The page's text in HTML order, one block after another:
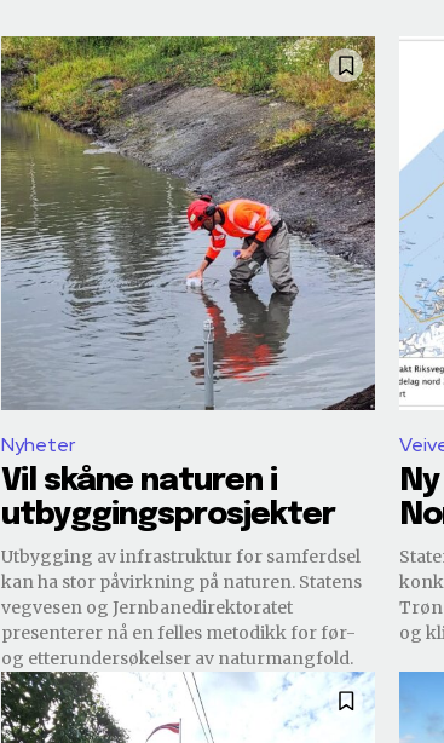
Nyheter
Vil skåne naturen i
utbyggingsprosjekter
Utbygging av infrastruktur for samferdsel
kan ha stor påvirkning på naturen. Statens
vegvesen og Jernbanedirektoratet
presenterer nå en felles metodikk for før-
og etterundersøkelser av naturmangfold.
og